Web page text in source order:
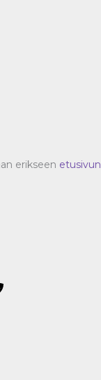
erikseen etusivun